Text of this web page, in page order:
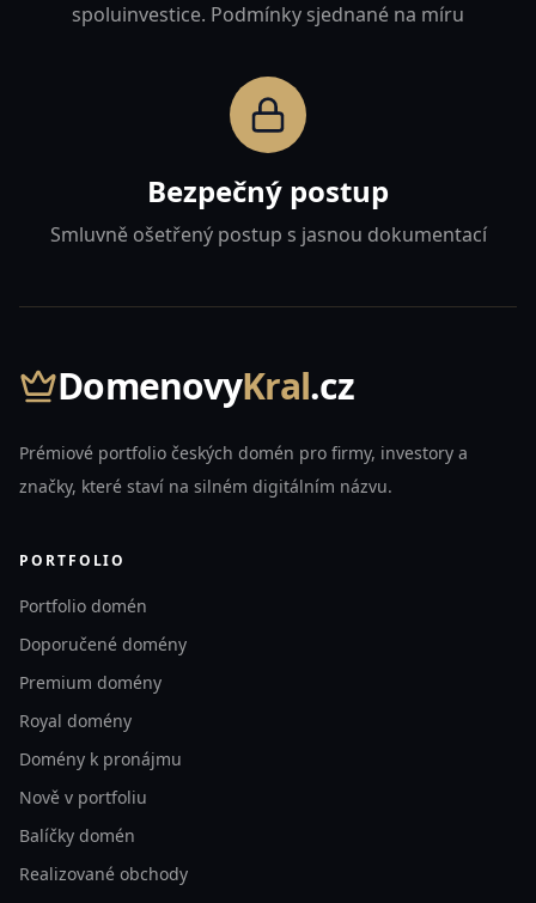
spoluinvestice. Podmínky sjednané na míru
Bezpečný postup
Smluvně ošetřený postup s jasnou dokumentací
DomenovyKral.cz
Prémiové portfolio českých domén pro firmy, investory a
značky, které staví na silném digitálním názvu.
PORTFOLIO
Portfolio domén
Doporučené domény
Premium domény
Royal domény
Domény k pronájmu
Nově v portfoliu
Balíčky domén
Realizované obchody